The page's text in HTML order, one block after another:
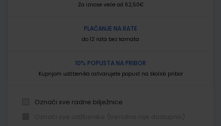
Za iznose veće od 62,50€
PLAĆANJE NA RATE
do 12 rata bez kamata
10% POPUSTA NA PRIBOR
Kupnjom udžbenika ostvarujete popust na školski pribor
Označi sve radne bilježnice